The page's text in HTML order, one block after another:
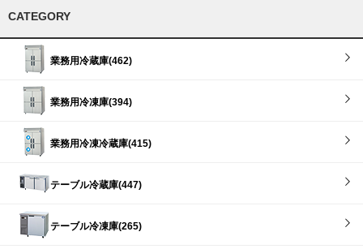
CATEGORY
業務用冷蔵庫(462)
業務用冷凍庫(394)
業務用冷凍冷蔵庫(415)
テーブル冷蔵庫(447)
テーブル冷凍庫(265)